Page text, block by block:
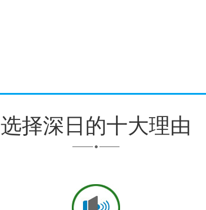
选择深日的十大理由